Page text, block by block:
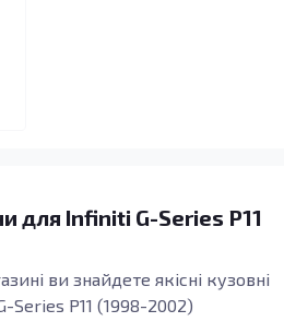
для Infiniti G-Series P11
ви знайдете якісні кузовні
Series P11 (1998-2002)